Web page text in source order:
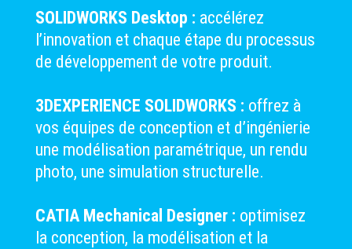
SOLIDWORKS Desktop : accélérez
l’innovation et chaque étape du processus
de développement de votre produit.
3DEXPERIENCE SOLIDWORKS : offrez à
vos équipes de conception et d’ingénierie
une modélisation paramétrique, un rendu
photo, une simulation structurelle.
CATIA Mechanical Designer : optimisez
la conception, la modélisation et la